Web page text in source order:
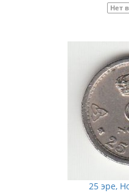
Нет
25 эре,